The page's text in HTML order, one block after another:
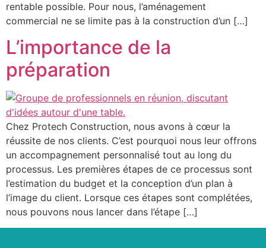
rentable possible. Pour nous, l’aménagement
commercial ne se limite pas à la construction d’un […]
L’importance de la
préparation
Chez Protech Construction, nous avons à cœur la
réussite de nos clients. C’est pourquoi nous leur offrons
un accompagnement personnalisé tout au long du
processus. Les premières étapes de ce processus sont
l’estimation du budget et la conception d’un plan à
l’image du client. Lorsque ces étapes sont complétées,
nous pouvons nous lancer dans l’étape […]